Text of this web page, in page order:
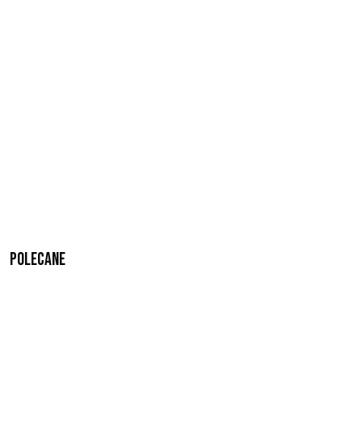
Polecane